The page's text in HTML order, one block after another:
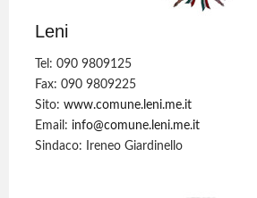
Leni
Tel: 090 9809125
Fax: 090 9809225
Sito:www.comune.leni.me.it
Email: info@comune.leni.me.it
Sindaco: Ireneo Giardinello